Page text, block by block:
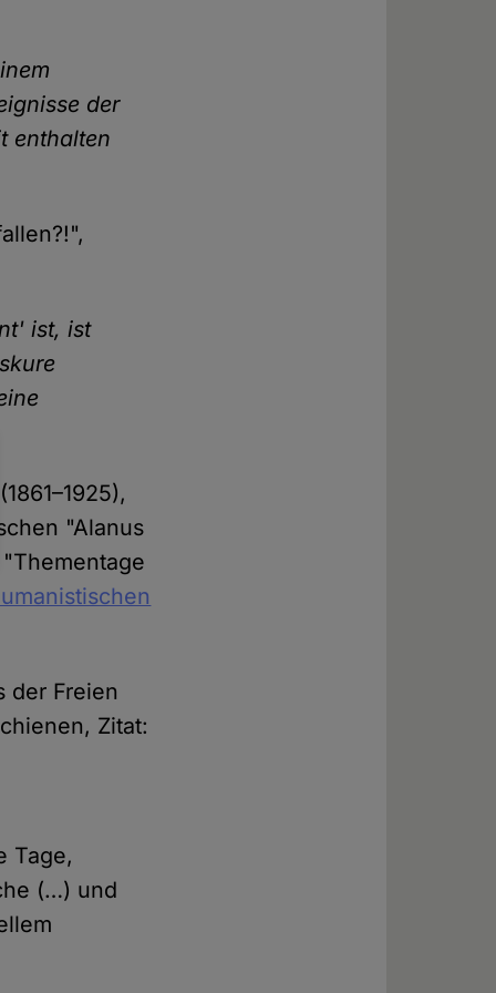
der
enthalten
ist, ist
"Alanus
der Freien
Zitat:
Tage,
(…) und